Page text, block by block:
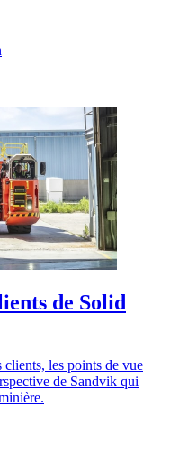
de Solid
clients, les points de vue
de Sandvik qui